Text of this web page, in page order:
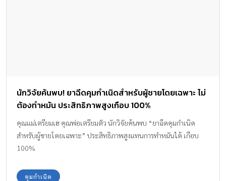
นักวิจัยค้นพบ! ยาฉีดคุมกำเนิดสำหรับผู้ชายโดยเฉพาะ ไม่
ต้องทำหมัน ประสิทธิภาพสูงเกือบ 100%
คุณแม่เตรียมเฮ คุณพ่อเตรียมตัว นักวิจัยค้นพบ “ยาฉีดคุมกำเนิด
สำหรับผู้ชายโดยเฉพาะ” ประสิทธิภาพสูงแทนการทำหมันได้ เกือบ
100%
คุมกำเนิด